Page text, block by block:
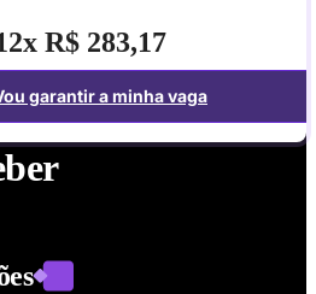
R$ 283,17
garantir a minha vaga